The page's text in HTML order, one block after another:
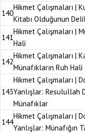
140
Hikmet Çalışmaları |
Kitabı Olduğunun
141
Hikmet Çalışmaları |
Hali
142
Hikmet Çalışmaları |
Münafıkların Ruh Hali
143
Hikmet Çalışmaları |
Yanlışlar: Resulullah
Münafıklar
144
Hikmet Çalışmaları |
Yanlışlar: Münafığın